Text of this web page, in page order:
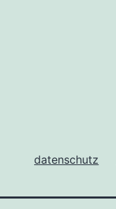
datenschutz